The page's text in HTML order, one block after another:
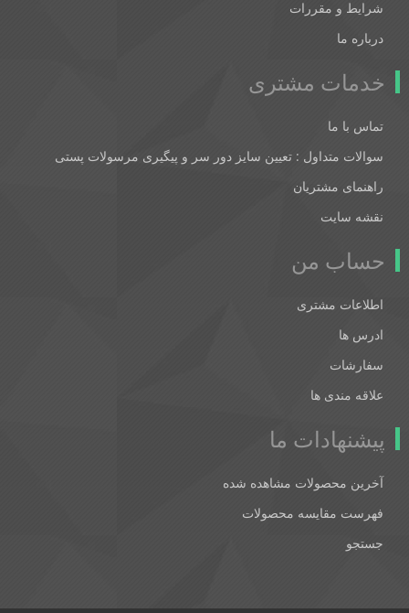
شرایط و مقررات
درباره ما
خدمات مشتری
تماس با ما
سوالات متداول : تعیین سایز دور سر و پیگیری مرسولات پستی
راهنمای مشتریان
نقشه سایت
حساب من
اطلاعات مشتری
ادرس ها
سفارشات
علاقه مندی ها
پیشنهادات ما
آخرین محصولات مشاهده شده
فهرست مقایسه محصولات
جستجو